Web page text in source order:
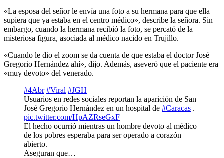
«La esposa del señor le envía una foto a su hermana para que ella
supiera que ya estaba en el centro médico», describe la señora. Sin
embargo, cuando la hermana recibió la foto, se percató de la
misteriosa figura, asociada al médico nacido en Trujillo.
«Cuando le dio el zoom se da cuenta de que estaba el doctor José
Gregorio Hernández ahí», dijo. Además, aseveró que el paciente era
«muy devoto» del venerado.
#4Abr #Viral #JGH
Usuarios en redes sociales reportan la aparición de San
José Gregorio Hernández en un hospital de #Caracas .
pic.twitter.com/HpAZRseGxF
El hecho ocurrió mientras un hombre devoto al médico
de los pobres esperaba para ser operado a corazón
abierto.
Aseguran que…